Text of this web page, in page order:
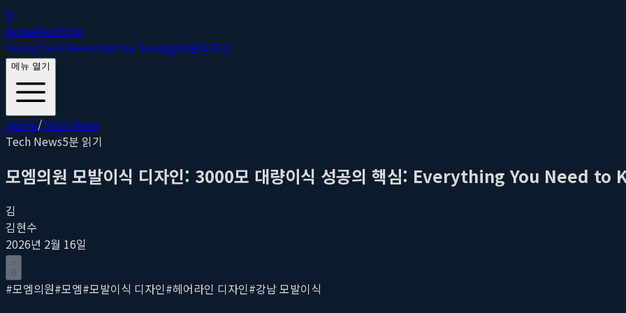
K
KoreaTechHub
HomeTech NewsStartup Spotlight문의하기
메뉴 열기
Home/Tech News
Tech News5분 읽기
모엠의원 모발이식 디자인: 3000모 대량이식 성공의 핵심: Everything You Need to
김
김현수
2026년 2월 16일
0
#모엠의원#모엠#모발이식 디자인#헤어라인 디자인#강남 모발이식